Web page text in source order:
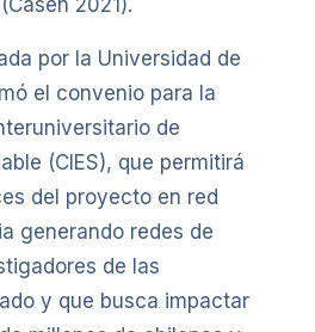
por la Universidad de
el convenio para la
de
(CIES), que permitirá
del proyecto en red
generando redes de
de las
y que busca impactar